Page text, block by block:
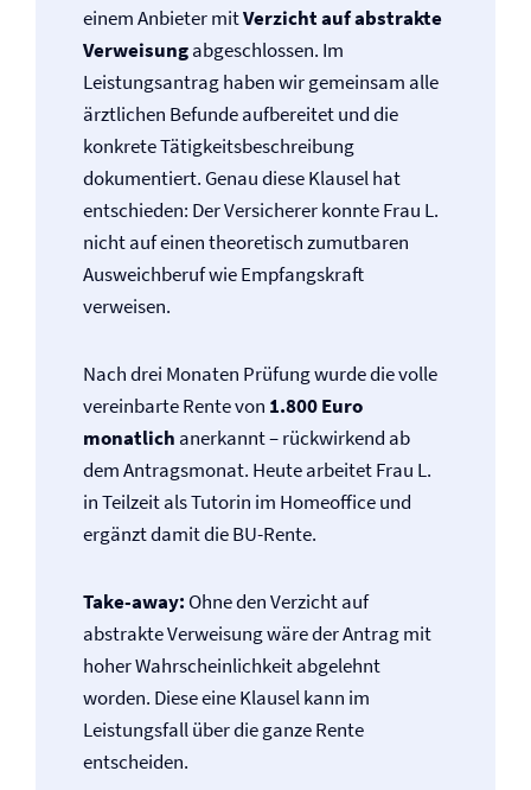
einem Anbieter mitVerzicht auf abstrakte
Verweisungabgeschlossen. Im
Leistungsantrag haben wir gemeinsam alle
ärztlichen Befunde aufbereitet und die
konkrete Tätigkeitsbeschreibung
dokumentiert. Genau diese Klausel hat
entschieden: Der Versicherer konnte Frau L.
nicht auf einen theoretisch zumutbaren
Ausweichberuf wie Empfangskraft
verweisen.
Nach drei Monaten Prüfung wurde die volle
vereinbarte Rente von 1.800 Euro
monatlich anerkannt – rückwirkend ab
dem Antragsmonat. Heute arbeitet Frau L.
in Teilzeit als Tutorin im Homeoffice und
ergänzt damit die BU-Rente.
Take-away: Ohne den Verzicht auf
abstrakte Verweisung wäre der Antrag mit
hoher Wahrscheinlichkeit abgelehnt
worden. Diese eine Klausel kann im
Leistungsfall über die ganze Rente
entscheiden.